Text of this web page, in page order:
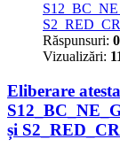
Răspunsuri: 0
Vizualizări:
Eliberare
și